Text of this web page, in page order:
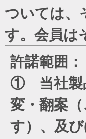
ついては、
す。会員は
許諾範囲：
① 当社製
変・翻案
す）、及